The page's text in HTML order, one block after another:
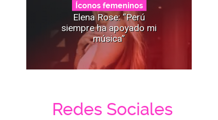
Íconos femeninos
Elena Rose: “Perú
siempre ha apoyado mi
música”
Redes Sociales